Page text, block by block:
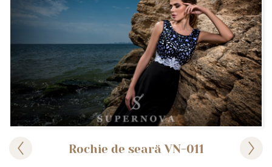
Rochie de seară VN-011